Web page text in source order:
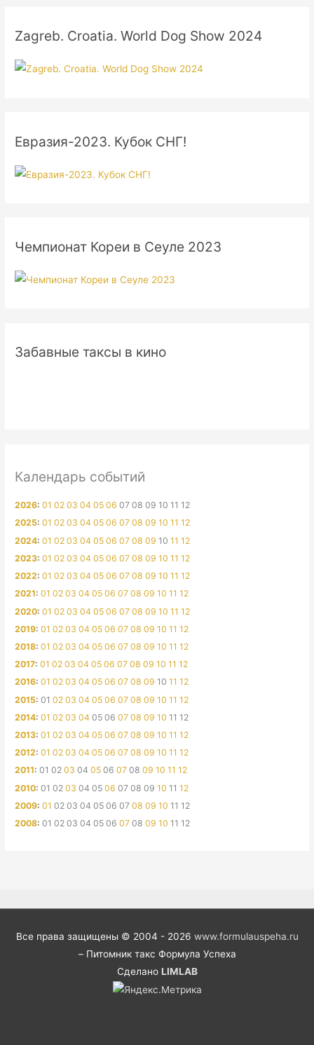
Zagreb. Croatia. World Dog Show 2024
Евразия-2023. Кубок СНГ!
Чемпионат Кореи в Сеуле 2023
Забавные таксы в кино
Календарь событий
2026:01 02 03 04 05 06 07 08 09 10 11 12
2025:01 02 03 04 05 06 07 08 09 10 11 12
2024:01 02 03 04 05 06 07 08 09 10 11 12
2023:01 02 03 04 05 06 07 08 09 10 11 12
2022:01 02 03 04 05 06 07 08 09 10 11 12
2021:01 02 03 04 05 06 07 08 09 10 11 12
2020:01 02 03 04 05 06 07 08 09 10 11 12
2019:01 02 03 04 05 06 07 08 09 10 11 12
2018:01 02 03 04 05 06 07 08 09 10 11 12
2017:01 02 03 04 05 06 07 08 09 10 11 12
2016:01 02 03 04 05 06 07 08 09 10 11 12
2015:01 02 03 04 05 06 07 08 09 10 11 12
2014:01 02 03 04 05 06 07 08 09 10 11 12
2013:01 02 03 04 05 06 07 08 09 10 11 12
2012:01 02 03 04 05 06 07 08 09 10 11 12
2011:01 02 03 04 05 06 07 08 09 10 11 12
2010:01 02 03 04 05 06 07 08 09 10 11 12
2009:01 02 03 04 05 06 07 08 09 10 11 12
2008:01 02 03 04 05 06 07 08 09 10 11 12
Все права защищены © 2004 - 2026 www.formulauspeha.ru
– Питомник такс Формула Успеха
Сделано LIMLAB